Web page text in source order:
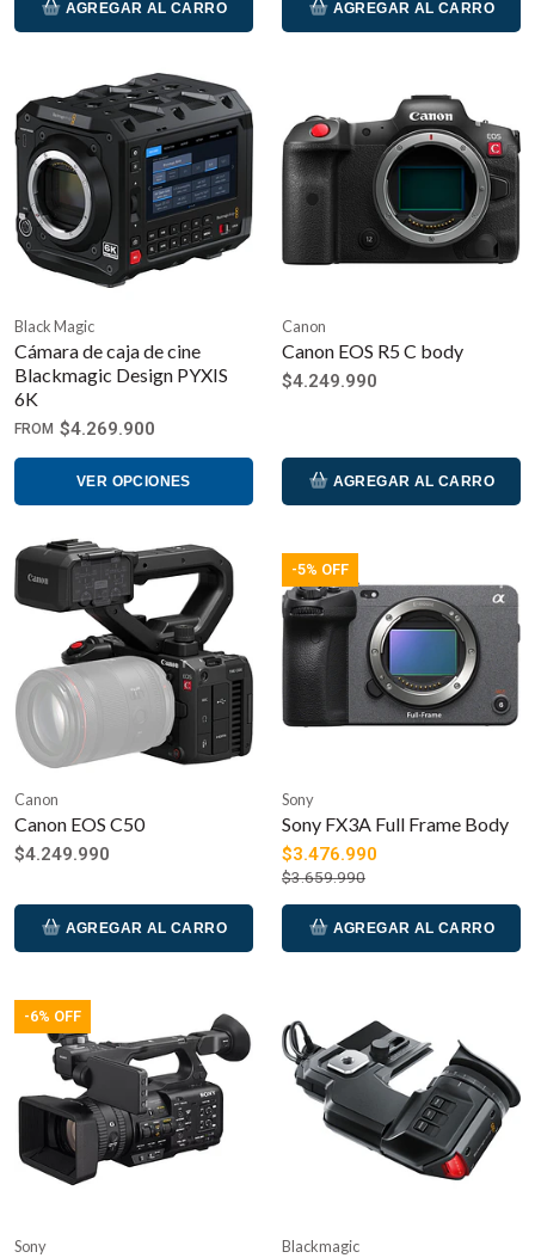
AGREGAR AL CARRO AGREGAR AL CARRO
Black Magic
Cámara de caja de cine
Blackmagic Design PYXIS
6K
FROM $4.269.900
VER OPCIONES
Canon
Canon EOS R5 C body
$4.249.990
AGREGAR AL CARRO
Canon
Canon EOS C50
$4.249.990
AGREGAR AL CARRO
-5% OFF
Sony
Sony FX3A Full Frame Body
$3.476.990
$3.659.990
AGREGAR AL CARRO
-6% OFF
Sony Blackmagic